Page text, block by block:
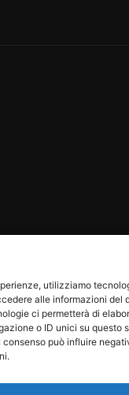
utilizziamo
alle informazioni del
ci permetterà di
o ID unici su questo
può influire